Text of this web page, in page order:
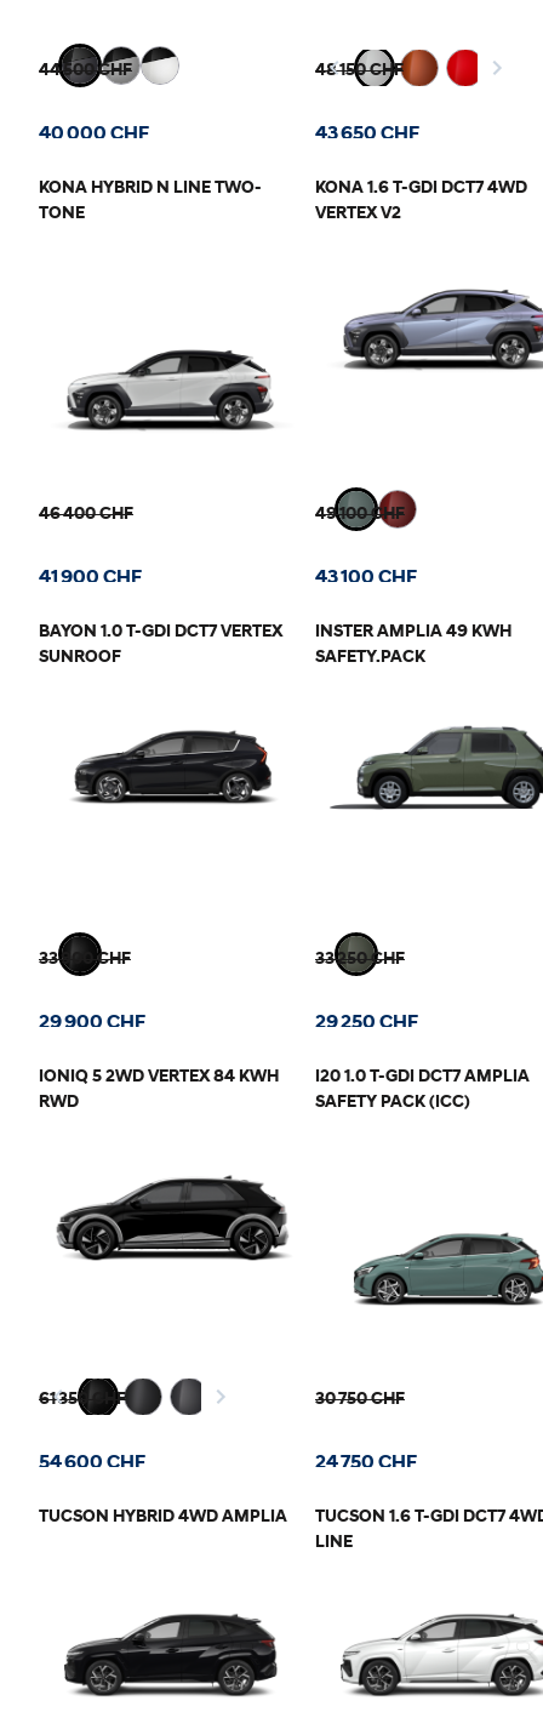
44 500 CHF
40 000 CHF
48 150 CHF
43 650 CHF
KONA HYBRID N LINE TWO-
TONE
46 400 CHF
41 900 CHF
KONA 1.6 T-GDI DCT7 4WD
VERTEX V2
49 100 CHF
43 100 CHF
BAYON 1.0 T-GDI DCT7 VERTEX
SUNROOF
33 900 CHF
29 900 CHF
INSTER AMPLIA 49 KWH
SAFETY.PACK
33 250 CHF
29 250 CHF
IONIQ 5 2WD VERTEX 84 KWH
RWD
61 350 CHF
54 600 CHF
I20 1.0 T-GDI DCT7 AMPLIA
SAFETY PACK (ICC)
30 750 CHF
24 750 CHF
TUCSON HYBRID 4WD AMPLIA
TUCSON 1.6 T-GDI DCT7
LINE